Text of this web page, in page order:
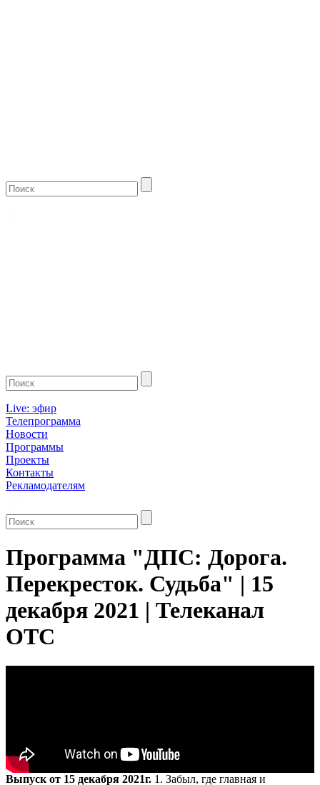
Live: эфир
Телепрограмма
Новости
Программы
Проекты
Контакты
Рекламодателям
Программа "ДПС: Дорога.
Перекресток. Судьба" | 15
декабря 2021 | Телеканал
ОТС
Выпуск от 15 декабря 2021г. 1. Забыл, где главная и